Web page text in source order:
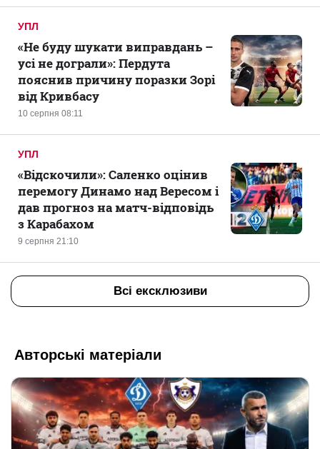
УПЛ
10 серпня 08:11
«Не буду шукати виправдань –
усі не дограли»: Пердута
пояснив причину поразки Зорі
від Кривбасу
УПЛ
9 серпня 21:10
«Відскочили»: Саленко оцінив
перемогу Динамо над Вересом і
дав прогноз на матч-відповідь
з Карабахом
Всі ексклюзиви
Авторські матеріали